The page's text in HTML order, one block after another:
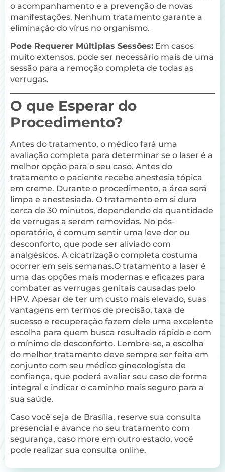
o acompanhamento e a prevenção de novas
manifestações. Nenhum tratamento garante a
eliminação do vírus no organismo.
Pode Requerer Múltiplas Sessões: Em casos
muito extensos, pode ser necessário mais de uma
sessão para a remoção completa de todas as
verrugas.
O que Esperar do
Procedimento?
Antes do tratamento, o médico fará uma
avaliação completa para determinar se o laser é a
melhor opção para o seu caso. Antes do
tratamento o paciente recebe anestesia tópica
em creme. Durante o procedimento, a área será
limpa e anestesiada. O tratamento em si dura
cerca de 30 minutos, dependendo da quantidade
de verrugas a serem removidas. No pós-
operatório, é comum sentir uma leve dor ou
desconforto, que pode ser aliviado com
analgésicos. A cicatrização completa costuma
ocorrer em seis semanas.O tratamento a laser é
uma das opções mais modernas e eficazes para
combater as verrugas genitais causadas pelo
HPV. Apesar de ter um custo mais elevado, suas
vantagens em termos de precisão, taxa de
sucesso e recuperação fazem dele uma excelente
escolha para quem busca resultado rápido e com
o mínimo de desconforto. Lembre-se, a escolha
do melhor tratamento deve sempre ser feita em
conjunto com seu médico ginecologista de
confiança, que poderá avaliar seu caso de forma
integral e indicar o caminho mais seguro para a
sua saúde.
Caso você seja de Brasília, reserve sua consulta
presencial e avance no seu tratamento com
segurança, caso more em outro estado, você
pode realizar sua consulta online.